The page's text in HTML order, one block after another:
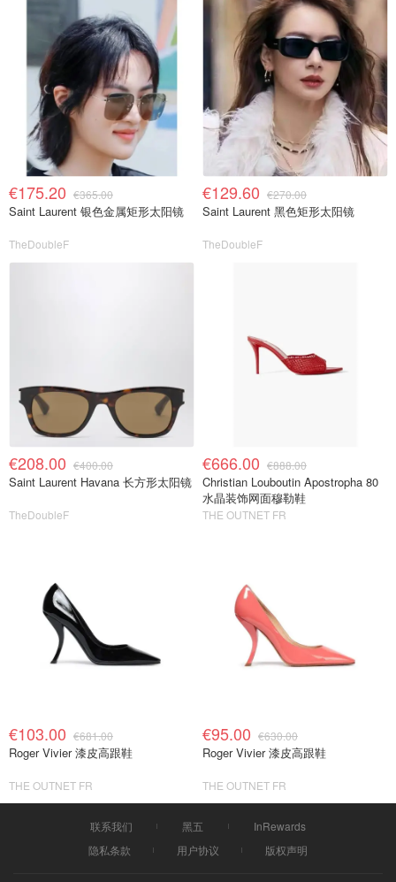
€175.20 €365.00
Saint Laurent 银色金属矩形太阳镜
TheDoubleF
€129.60 €270.00
Saint Laurent 黑色矩形太阳镜
TheDoubleF
€208.00 €400.00
Saint Laurent Havana 长方形太阳镜
TheDoubleF
€666.00 €888.00
Christian Louboutin Apostropha 80
水晶装饰网面穆勒鞋
THE OUTNET FR
€103.00 €681.00
Roger Vivier 漆皮高跟鞋
THE OUTNET FR
€95.00 €630.00
Roger Vivier 漆皮高跟鞋
THE OUTNET FR
联系我们 黑五
InRewards
隐私条款
用户协议 版权声明